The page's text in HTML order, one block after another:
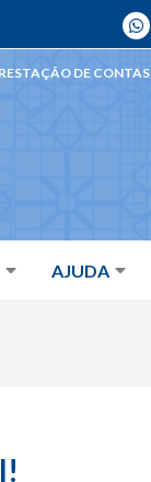
AJUDA
DE CONTAS